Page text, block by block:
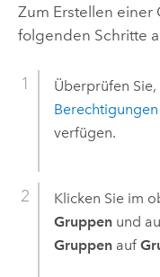
Zum Erstellen einer
folgenden Schritte
Überprüfen
Berechtigungen
verfügen.
Klicken Sie im
Gruppenund
Gruppenauf